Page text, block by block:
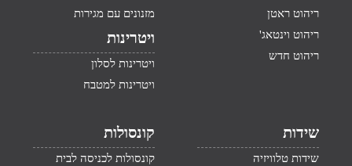
ריהוט ראטן
ריהוט וינטאג'
ריהוט חדש
מזנונים עם מגירות
ויטרינות
ויטרינות לסלון
ויטרינות למטבח
שידות
שידות טלוויזיה
קונסולות
קונסולות לכניסה לבית